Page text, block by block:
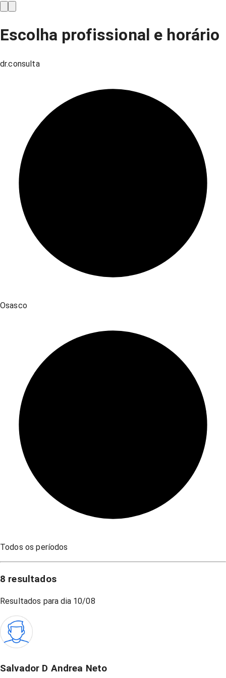
Escolha profissional e horário
dr.consulta
Osasco
Todos os períodos
8 resultados
Resultados para dia 10/08
Salvador D Andrea Neto